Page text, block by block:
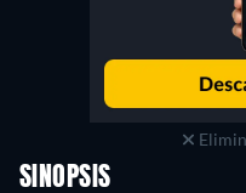
SINOPSIS